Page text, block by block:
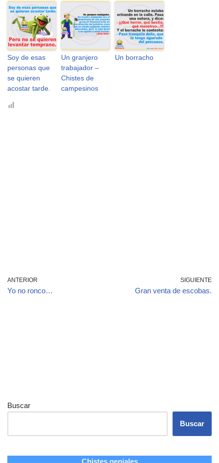
Soy de esas
personas que
se quieren
acostar tarde.
Un granjero
trabajador –
Chistes de
campesinos
Un borracho
ANTERIOR
Yo no ronco…
SIGUIENTE
Gran venta de escobas.
Buscar
Buscar
Chistes geniales